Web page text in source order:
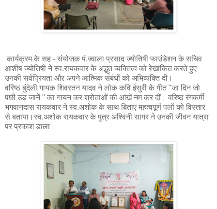
कार्यक्रम के सह - संयोजक पं.ज्वाला प्रसाद ज्योतिषी फाउंडेशन के सचिव
आशीष ज्योतिषी ने स्व.रायकवार के अद्भुत व्यक्तित्व को रेखांकित करते हुए
उनकी सर्वप्रियता और अपने आत्मिक संबंधों को अभिव्यक्ति दी।
वरिष्ठ बुंदेली गायक शिवरतन यादव ने लोक कवि ईसुरी के गीत "जा दिन जो
पंछी उड़ जानें " का गायन कर श्रोताओं की आंखें नम कर दीं। वरिष्ठ रंगकर्मी
भगवानदास रायकवार ने स्व.अशोक के साथ बिताए महत्वपूर्ण पलों को विस्तार
से बताया।स्व.अशोक रायकवार के पुत्र अश्विनी सागर‌ ने उनकी जीवन यात्रा
पर प्रकाश डाला।